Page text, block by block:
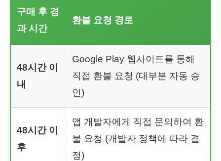
구매 후 경
과 시간
환불 요청 경로
48시간 이
내
Google Play 웹사이트를 통해
직접 환불 요청 (대부분 자동 승
인)
48시간 이
후
앱 개발자에게 직접 문의하여 환
불 요청 (개발자 정책에 따라 결
정)